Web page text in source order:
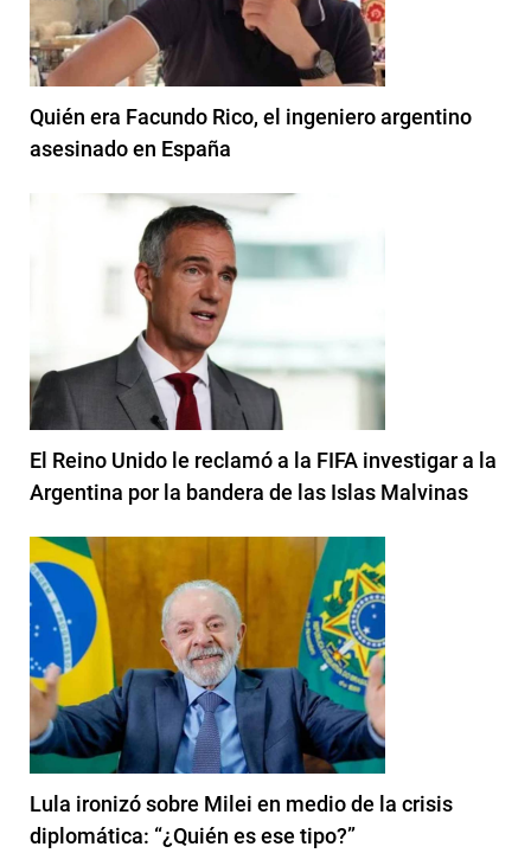
Quién era Facundo Rico, el ingeniero argentino
asesinado en España
El Reino Unido le reclamó a la FIFA investigar a la
Argentina por la bandera de las Islas Malvinas
Lula ironizó sobre Milei en medio de la crisis
diplomática: “¿Quién es ese tipo?”